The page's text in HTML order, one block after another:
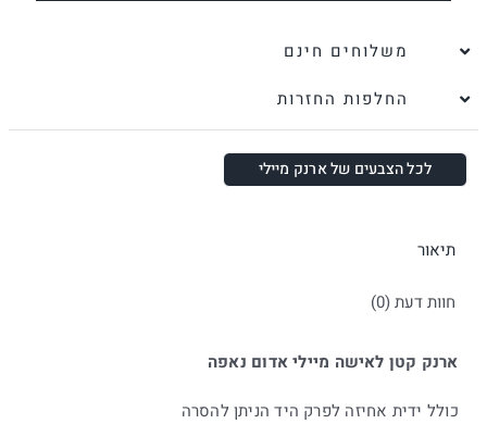
|
עמנואל
משלוחים חינם
החלפות החזרות
לכל הצבעים של ארנק מיילי
תיאור
חוות דעת (0)
ארנק קטן לאישה מיילי אדום נאפה
כולל ידית אחיזה לפרק היד הניתן להסרה